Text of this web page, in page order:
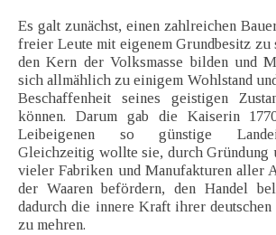
Es galt zunächst, einen zahlreichen
freier Leute mit eigenem Grundbesitz zu
den Kern der Volksmasse bilden und
sich allmählich zu einigem Wohlstand
Beschaffenheit seines geistigen
können. Darum gab die Kaiserin
Leibeigenen so günstige
Gleichzeitig wollte sie, durch Gründung
vieler Fabriken und Manufakturen aller
der Waaren befördern, den Handel
dadurch die innere Kraft ihrer deutschen
zu mehren.